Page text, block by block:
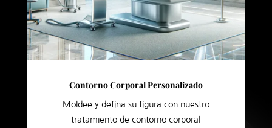
Contorno Corporal Personalizado
Moldee y defina su figura con nuestro
tratamiento de contorno corporal